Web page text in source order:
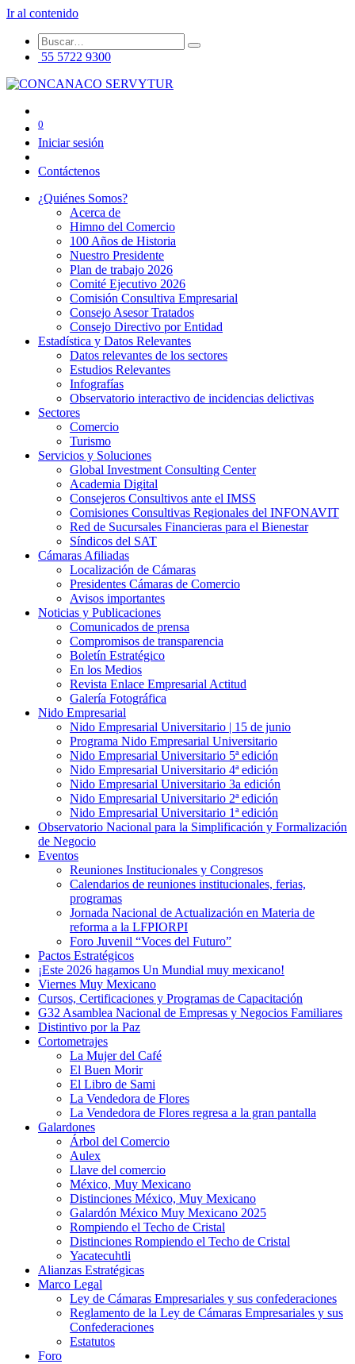
Ir al contenido
55 5722 9300
0
Iniciar sesión
Contáctenos
¿Quiénes Somos?
Acerca de
Himno del Comercio
100 Años de Historia
Nuestro Presidente
Plan de trabajo 2026
Comité Ejecutivo 2026
Comisión Consultiva Empresarial
Consejo Asesor Tratados
Consejo Directivo por Entidad
Estadística y Datos Relevantes
Datos relevantes de los sectores
Estudios Relevantes
Infografías
Observatorio interactivo de incidencias delictivas
Sectores
Comercio
Turismo
Servicios y Soluciones
Global Investment Consulting Center
Academia Digital
Consejeros Consultivos ante el IMSS
Comisiones Consultivas Regionales del INFONAVIT
Red de Sucursales Financieras para el Bienestar
Síndicos del SAT
Cámaras Afiliadas
Localización de Cámaras
Presidentes Cámaras de Comercio
Avisos importantes
Noticias y Publicaciones
Comunicados de prensa
Compromisos de transparencia
Boletín Estratégico
En los Medios
Revista Enlace Empresarial Actitud
Galería Fotográfica
Nido Empresarial
Nido Empresarial Universitario | 15 de junio
Programa Nido Empresarial Universitario
Nido Empresarial Universitario 5ª edición
Nido Empresarial Universitario 4ª edición
Nido Empresarial Universitario 3a edición
Nido Empresarial Universitario 2ª edición
Nido Empresarial Universitario 1ª edición
Observatorio Nacional para la Simplificación y Formalización
de Negocio
Eventos
Reuniones Institucionales y Congresos
Calendarios de reuniones institucionales, ferias,
programas
Jornada Nacional de Actualización en Materia de
reforma a la LFPIORPI
Foro Juvenil “Voces del Futuro”
Pactos Estratégicos
¡Este 2026 hagamos Un Mundial muy mexicano!
Viernes Muy Mexicano
Cursos, Certificaciones y Programas de Capacitación
G32 Asamblea Nacional de Empresas y Negocios Familiares
Distintivo por la Paz
Cortometrajes
La Mujer del Café
El Buen Morir
El Libro de Sami
La Vendedora de Flores
La Vendedora de Flores regresa a la gran pantalla
Galardones
Árbol del Comercio
Aulex
Llave del comercio
México, Muy Mexicano
Distinciones México, Muy Mexicano
Galardón México Muy Mexicano 2025
Rompiendo el Techo de Cristal
Distinciones Rompiendo el Techo de Cristal
Yacatecuhtli
Alianzas Estratégicas
Marco Legal
Ley de Cámaras Empresariales y sus confederaciones
Reglamento de la Ley de Cámaras Empresariales y sus
Confederaciones
Estatutos
Foro